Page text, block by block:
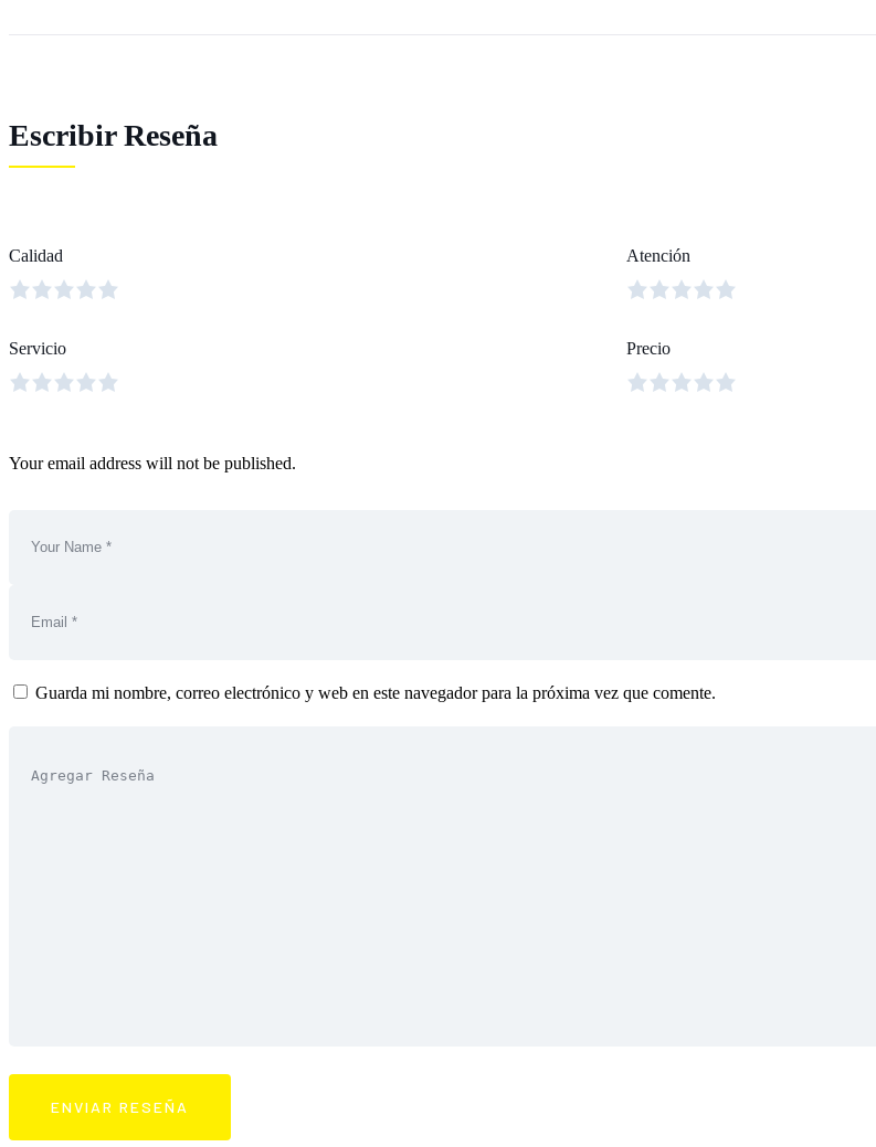
Escribir Reseña
Calidad Atención
Servicio Precio
Your email address will not be published.
Guarda mi nombre, correo electrónico y web en este navegador para la próxima vez que comente.